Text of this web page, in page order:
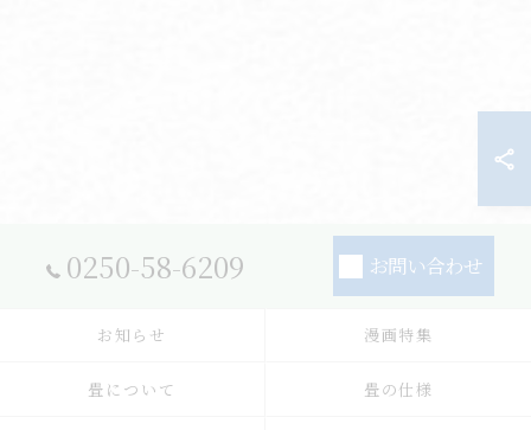
0250-58-6209 お問い合わせ
お知らせ 漫画特集
畳について 畳の仕様